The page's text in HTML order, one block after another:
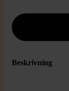
Beskrivning